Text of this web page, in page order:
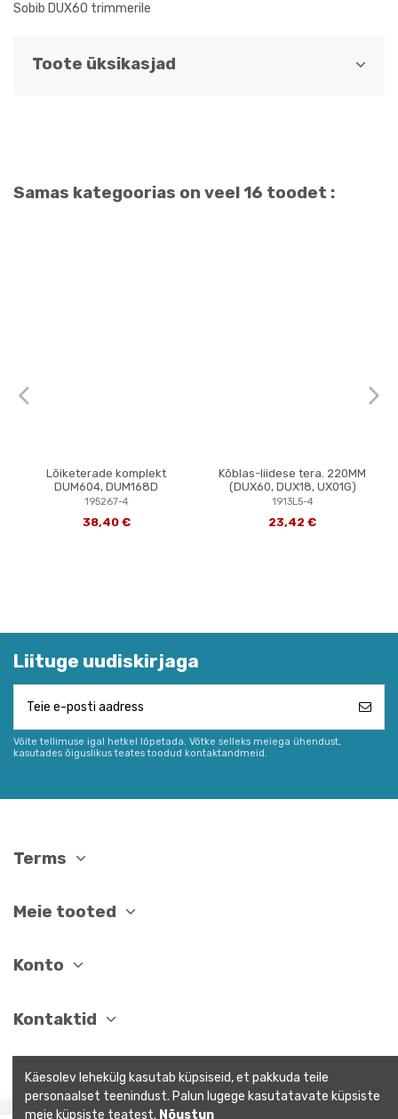
Sobib DUX60 trimmerile
Toote üksikasjad
Samas kategoorias on veel 16 toodet :
Lõiketerade komplekt
DUM604, DUM168D
195267-4
38,40 €
Kõblas-liidese tera. 220MM
(DUX60, DUX18, UX01G)
1913L5-4
23,42 €
Liituge uudiskirjaga
Võite tellimuse igal hetkel lõpetada. Võtke selleks meiega ühendust,
kasutades õiguslikus teates toodud kontaktandmeid.
Terms
Meie tooted
Konto
Kontaktid
Käesolev lehekülg kasutab küpsiseid, et pakkuda teile
personaalset teenindust. Palun lugege kasutatavate küpsiste
meie küpsiste teatest. Nõustun